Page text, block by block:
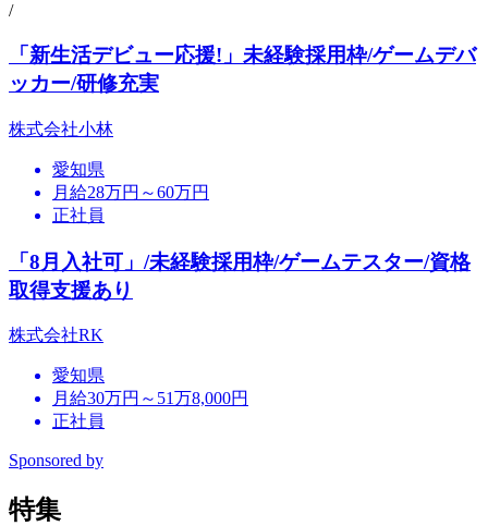
/
「新生活デビュー応援!」未経験採用枠/ゲームデバ
ッカー/研修充実
株式会社小林
愛知県
月給28万円～60万円
正社員
「8月入社可」/未経験採用枠/ゲームテスター/資格
取得支援あり
株式会社RK
愛知県
月給30万円～51万8,000円
正社員
Sponsored by
特集